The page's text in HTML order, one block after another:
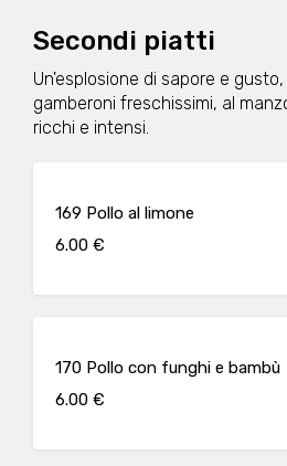
Secondi piatti
Un'esplosione di sapore e
gamberoni freschissimi, al
ricchi e intensi.
169 Pollo al limone
6.00 €
170 Pollo con funghi e bambù
6.00 €